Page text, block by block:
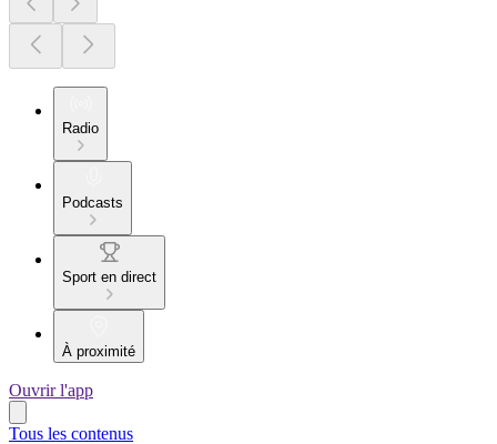
Radio
Podcasts
Sport en direct
À proximité
Ouvrir l'app
Tous les contenus